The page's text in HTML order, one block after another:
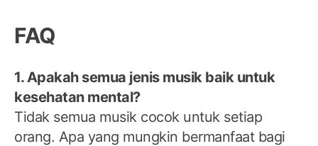
FAQ
1. Apakah semua jenis musik baik untuk
kesehatan mental?
Tidak semua musik cocok untuk setiap
orang. Apa yang mungkin bermanfaat bagi